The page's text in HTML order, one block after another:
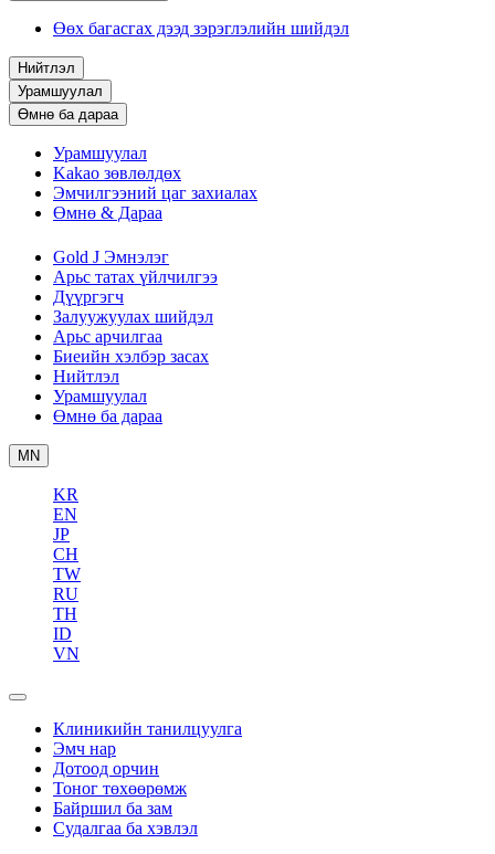
Өөх багасгах дээд зэрэглэлийн шийдэл
Нийтлэл
Урамшуулал
Өмнө ба дараа
Урамшуулал
Kakao зөвлөлдөх
Эмчилгээний цаг захиалах
Өмнө & Дараа
Gold J Эмнэлэг
Арьс татах үйлчилгээ
Дүүргэгч
Залуужуулах шийдэл
Арьс арчилгаа
Биеийн хэлбэр засах
Нийтлэл
Урамшуулал
Өмнө ба дараа
MN
KR
EN
JP
CH
TW
RU
TH
ID
VN
Клиникийн танилцуулга
Эмч нар
Дотоод орчин
Тоног төхөөрөмж
Байршил ба зам
Судалгаа ба хэвлэл